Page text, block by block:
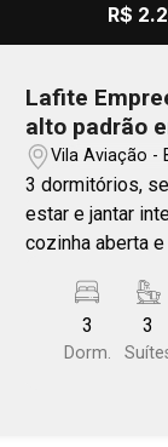
R$
Lafite
alto padrão
com
final 2026
Vila Aviação -
3 dormitórios,
estar e jantar
cozinha aberta
com living
gourmet.
fácil acesso as
3
Dorm.
3